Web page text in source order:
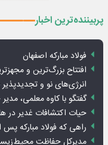
پربیننده‌ترین اخبار
فولاد مبارکه اصفهان
افتتاح بزرگ‌ترین و
انرژی‌های نو و
گفتگو با کاوه معلمی،
حیات اکتشافات غدیر در
راهی که فولاد مبارکه
مدیرکل حفاظت